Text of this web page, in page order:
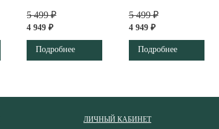
5 499 ₽
4 949 ₽
Подробнее
5 499 ₽
4 949 ₽
Подробнее
ЛИЧНЫЙ КАБИНЕТ